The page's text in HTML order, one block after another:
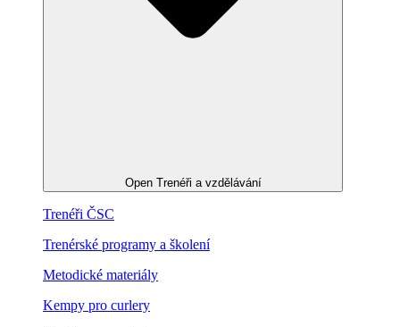
Open Trenéři a vzdělávání
Trenéři ČSC
Trenérské programy a školení
Metodické materiály
Kempy pro curlery